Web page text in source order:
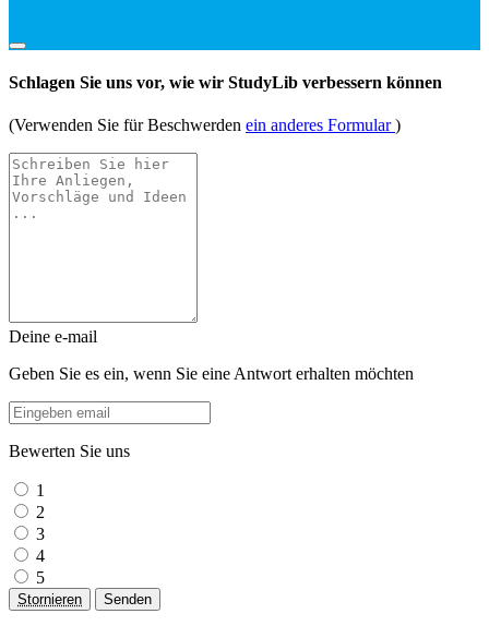
Schlagen Sie uns vor, wie wir StudyLib verbessern können
(Verwenden Sie für Beschwerden ein anderes Formular)
Deine e-mail
Geben Sie es ein, wenn Sie eine Antwort erhalten möchten
Bewerten Sie uns
1
2
3
4
5
Stornieren Senden